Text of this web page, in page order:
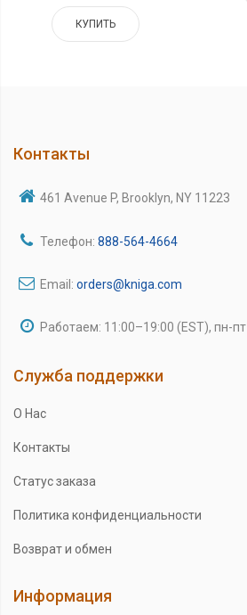
КУПИТЬ
Контакты
461 Avenue P, Brooklyn, NY 11223
Телефон: 888-564-4664
Email: orders@kniga.com
Работаем: 11:00–19:00 (EST), пн-пт
Служба поддержки
О Нас
Контакты
Статус заказа
Политика конфиденциальности
Возврат и обмен
Информация